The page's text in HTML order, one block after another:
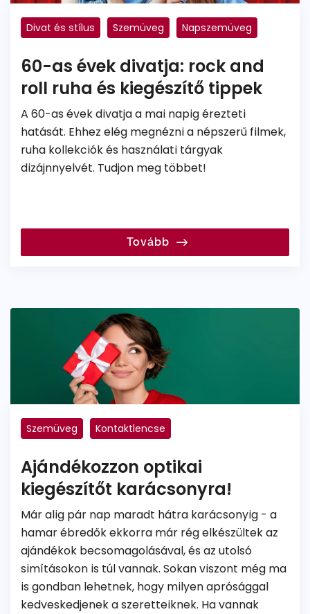
Divat és stílus Szemüveg
Napszemüveg
Ray-Ban
60-as évek divatja: rock and
roll ruha és kiegészítő tippek
A 60-as évek divatja a mai napig érezteti
hatását. Ehhez elég megnézni a népszerű filmek,
ruha kollekciók és használati tárgyak
dizájnnyelvét. Tudjon meg többet!
Tovább
Szemüveg Kontaktlencse
Ajándékozzon optikai
kiegészítőt karácsonyra!
Már alig pár nap maradt hátra karácsonyig - a
hamar ébredők ekkorra már rég elkészültek az
ajándékok becsomagolásával, és az utolsó
simításokon is túl vannak. Sokan viszont még ma
is gondban lehetnek, hogy milyen aprósággal
kedveskedjenek a szeretteiknek. Ha vannak